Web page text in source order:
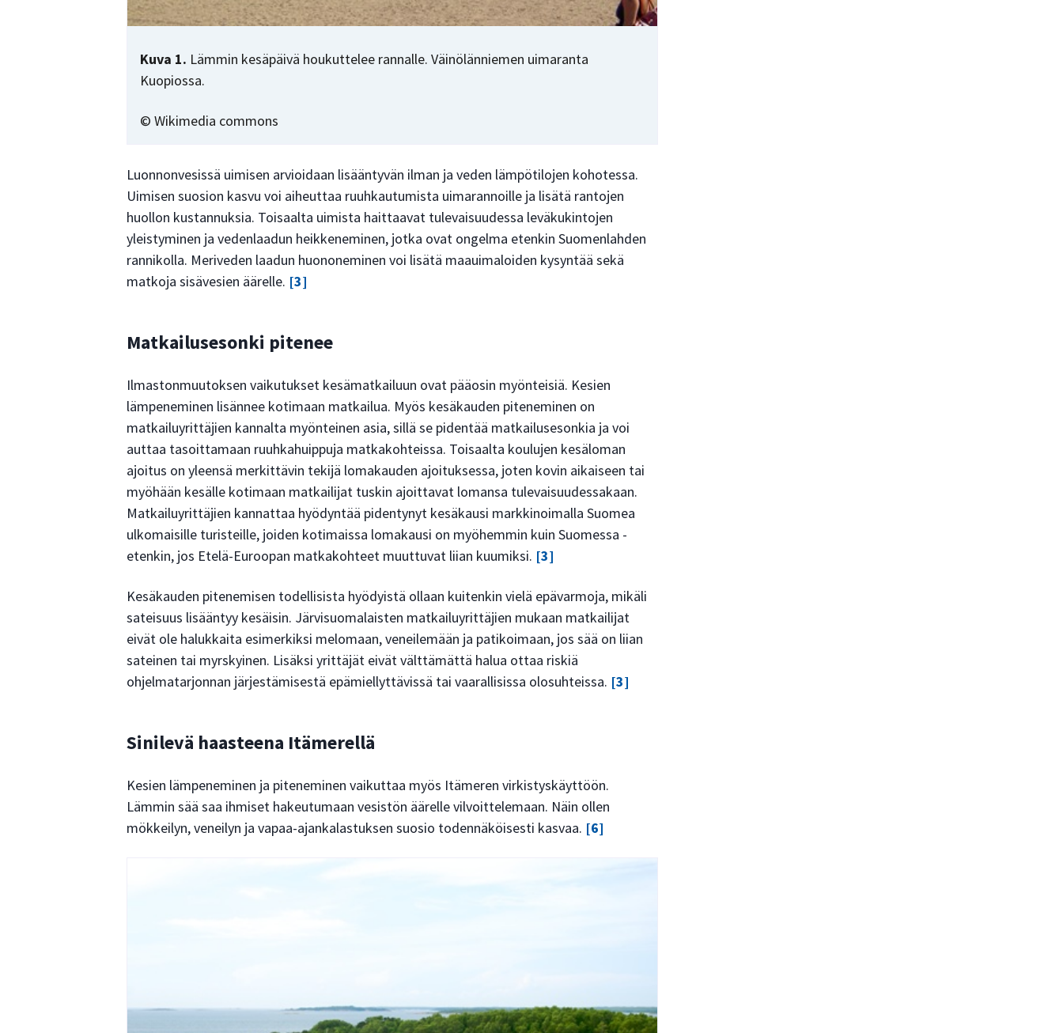
Kuva 1. Lämmin kesäpäivä houkuttelee rannalle. Väinölänniemen uimaranta
Kuopiossa.
© Wikimedia commons
Luonnonvesissä uimisen arvioidaan lisääntyvän ilman ja veden lämpötilojen kohotessa.
Uimisen suosion kasvu voi aiheuttaa ruuhkautumista uimarannoille ja lisätä rantojen
huollon kustannuksia. Toisaalta uimista haittaavat tulevaisuudessa leväkukintojen
yleistyminen ja vedenlaadun heikkeneminen, jotka ovat ongelma etenkin Suomenlahden
rannikolla. Meriveden laadun huononeminen voi lisätä maauimaloiden kysyntää sekä
matkoja sisävesien äärelle. [3]
Matkailusesonki pitenee
Ilmastonmuutoksen vaikutukset kesämatkailuun ovat pääosin myönteisiä. Kesien
lämpeneminen lisännee kotimaan matkailua. Myös kesäkauden piteneminen on
matkailuyrittäjien kannalta myönteinen asia, sillä se pidentää matkailusesonkia ja voi
auttaa tasoittamaan ruuhkahuippuja matkakohteissa. Toisaalta koulujen kesäloman
ajoitus on yleensä merkittävin tekijä lomakauden ajoituksessa, joten kovin aikaiseen tai
myöhään kesälle kotimaan matkailijat tuskin ajoittavat lomansa tulevaisuudessakaan.
Matkailuyrittäjien kannattaa hyödyntää pidentynyt kesäkausi markkinoimalla Suomea
ulkomaisille turisteille, joiden kotimaissa lomakausi on myöhemmin kuin Suomessa -
etenkin, jos Etelä-Euroopan matkakohteet muuttuvat liian kuumiksi. [3]
Kesäkauden pitenemisen todellisista hyödyistä ollaan kuitenkin vielä epävarmoja, mikäli
sateisuus lisääntyy kesäisin. Järvisuomalaisten matkailuyrittäjien mukaan matkailijat
eivät ole halukkaita esimerkiksi melomaan, veneilemään ja patikoimaan, jos sää on liian
sateinen tai myrskyinen. Lisäksi yrittäjät eivät välttämättä halua ottaa riskiä
ohjelmatarjonnan järjestämisestä epämiellyttävissä tai vaarallisissa olosuhteissa. [3]
Sinilevä haasteena Itämerellä
Kesien lämpeneminen ja piteneminen vaikuttaa myös Itämeren virkistyskäyttöön.
Lämmin sää saa ihmiset hakeutumaan vesistön äärelle vilvoittelemaan. Näin ollen
mökkeilyn, veneilyn ja vapaa-ajankalastuksen suosio todennäköisesti kasvaa. [6]